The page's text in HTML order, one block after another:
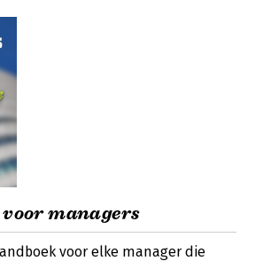
managers
voor elke manager die